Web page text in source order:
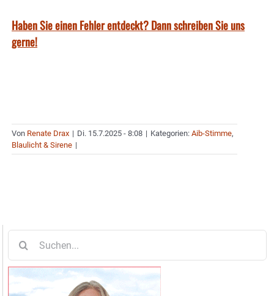
Haben Sie einen Fehler entdeckt? Dann schreiben Sie uns
gerne!
Von Renate Drax | Di. 15.7.2025 - 8:08 | Kategorien: Aib-Stimme,
Blaulicht & Sirene |
nach: